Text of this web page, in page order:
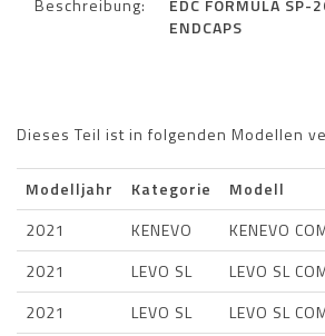
ENDCAPS
Dieses Teil ist in folgenden Modellen
Modelljahr Kategorie
Modell
2021
KENEVO
KENEVO
2021
LEVO SL
LEVO SL
2021
LEVO SL LEVO SL